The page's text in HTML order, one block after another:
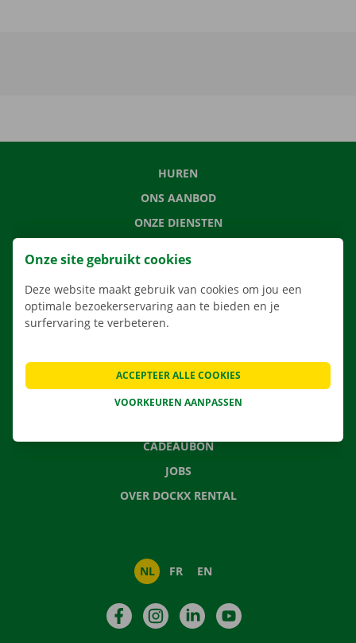
HUREN
ONS AANBOD
ONZE DIENSTEN
VERHUISOPLOSSINGEN
CONTACTEER ONS
VEELGESTELDE VRAGEN
CADEAUBON
JOBS
OVER DOCKX RENTAL
NL FR EN
FacebookInstagramLinkedIn
Onze site gebruikt cookies
Deze website maakt gebruik van cookies om jou een
optimale bezoekerservaring aan te bieden en je
surfervaring te verbeteren.
VOORKEUREN AANPASSEN
ACCEPTEER ALLE COOKIES